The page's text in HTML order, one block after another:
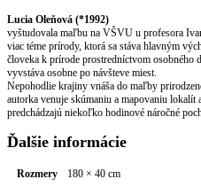
Lucia Oleňová (*1992)
vyštudovala maľbu na VŠVU u profesora
viac téme prírody, ktorá sa stáva hlavným
človeka k prírode prostredníctvom osobného
vyvstáva osobne po návšteve miest.
Nepohodlie krajiny vnáša do maľby
autorka venuje skúmaniu a mapovaniu lokalít
predchádzajú niekoľko hodinové náročné
Ďalšie informácie
Rozmery 180 × 40 cm